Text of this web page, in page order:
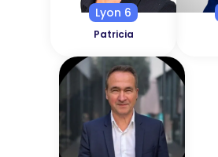
Lyon 6
Patricia